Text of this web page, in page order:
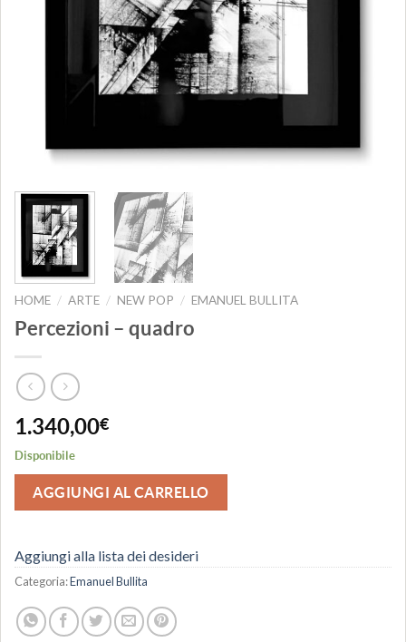
HOME / ARTE / NEW POP / EMANUEL BULLITA
Percezioni – quadro
1.340,00€
Disponibile
AGGIUNGI AL CARRELLO
Aggiungi alla lista dei desideri
Categoria:Emanuel Bullita